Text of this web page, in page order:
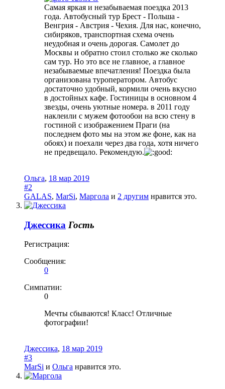
Самая яркая и незабываемая поездка 2013
года. Автобусный тур Брест - Польша -
Венгрия - Австрия - Чехия. Для нас, конечно,
сибиряков, транспортная схема очень
неудобная и очень дорогая. Самолет до
Москвы и обратно стоил столько же сколько
сам тур. Но это все не главное, а главное
незабываемые впечатления! Поездка была
организована туроператором. Автобус
достаточно удобный, кормили очень вкусно
в достойных кафе. Гостиницы в основном 4
звезды, очень уютные номера. в 2011 году
наклеили с мужем фотообои на всю стену в
гостиной с изображением Праги (на
последнем фото мы на этом же фоне, как на
обоях) и поехали через два года, хотя ничего
не предвещало. Рекомендую.
Ольга, 18 мар 2019
#2
GALAS, MarSi, Маргола и 2 другим нравится это.
Джессика Гость
Регистрация:
Сообщения:
0
Симпатии:
0
Мечты сбываются! Класс! Отличные
фотографии!
Джессика, 18 мар 2019
#3
MarSi и Ольга нравится это.